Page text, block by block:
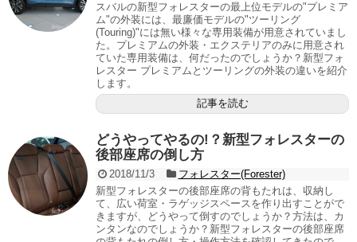
スバルの新型フォレスターの最上位モデルの"プレミア
ム"の外装には、最廉価モデルの"ツーリング
(Touring)"には無い様々な専用装備が用意されていまし
た。プレミアムの外装・エクステリアのみに用意され
ていた専用装備は、何だったのでしょうか？新型フォ
レスター プレミアムとツーリングの外装の違いを紹介
します。
記事を読む
どうやってやるの!？新型フォレスターの
後部座席の倒し方
2018/11/3
フォレスター(Forester)
新型フォレスターの後部座席の背もたれは、収納し
て、広い荷室・ラゲッジスペースを作り出すことがで
きますが、どうやって倒すのでしょうか？方法は、カ
ンタンなのでしょうか？新型フォレスターの後部座席